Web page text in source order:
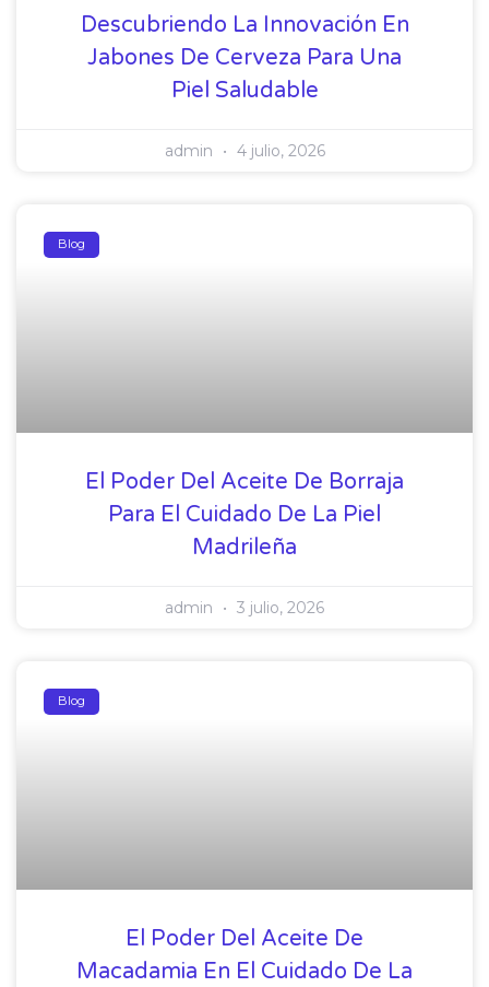
Descubriendo La Innovación En
Jabones De Cerveza Para Una
Piel Saludable
admin 4 julio, 2026
Blog
El Poder Del Aceite De Borraja
Para El Cuidado De La Piel
Madrileña
admin 3 julio, 2026
Blog
El Poder Del Aceite De
Macadamia En El Cuidado De La